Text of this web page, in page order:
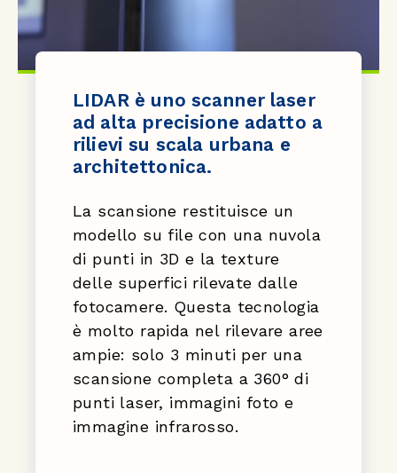
LIDAR è uno scanner laser
ad alta precisione adatto a
rilievi su scala urbana e
architettonica.
La scansione restituisce un
modello su file con una nuvola
di punti in 3D e la texture
delle superfici rilevate dalle
fotocamere. Questa tecnologia
è molto rapida nel rilevare aree
ampie: solo 3 minuti per una
scansione completa a 360° di
punti laser, immagini foto e
immagine infrarosso.